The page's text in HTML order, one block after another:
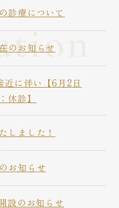
診療について
のお知らせ
近に伴い【6月2日
休診】
しました！
お知らせ
設のお知らせ